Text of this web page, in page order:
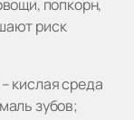
попкорн,
риск
кислая среда
зубов;